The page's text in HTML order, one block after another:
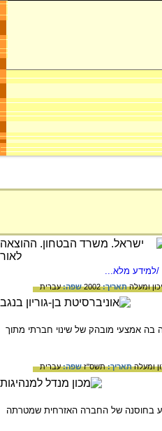
/למידע מלא...
ומעלהתאריך:2002 שפה:עברית
בה אמצעי מובהק של שינוי חברתי מתוך
ומעלהתאריך:תשס"זשפה:עברית
בחוסנה של החברה האזרחית שמטרתה